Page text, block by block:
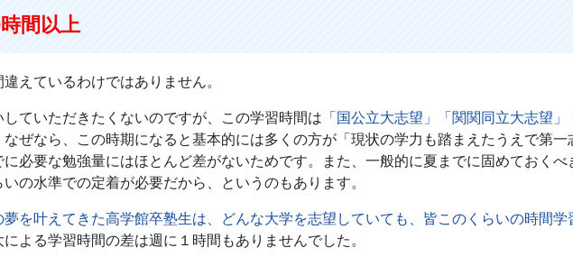
間以上
えているわけではありません。
ていただきたくないのですが、この学習時間は 「国公立大志望」「関関同立大志望
なぜなら、この時期になると基本的には多くの方が「現状の学力も踏まえたうえで第
必要な勉強量にはほとんど差がないためです。また、一般的に夏までに固めておく
の水準での定着が必要だから、というのもあります。
夢を叶えてきた高学館卒塾生は、どんな大学を志望していても、皆このくらいの時間学
よる学習時間の差は週に１時間もありませんでした。